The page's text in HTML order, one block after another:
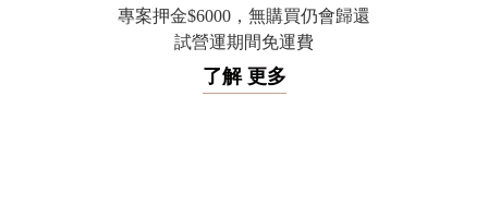
專案押金$6000，無購買仍會歸還
試營運期間免運費
了解 更多